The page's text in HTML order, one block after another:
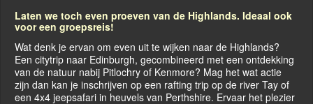
Laten we toch even proeven van de Highlands. Ideaal ook
voor een groepsreis!
Wat denk je ervan om even uit te wijken naar de Highlands?
Een citytrip naar Edinburgh, gecombineerd met een ontdekking
van de natuur nabij Pitlochry of Kenmore? Mag het wat actie
zijn dan kan je inschrijven op een rafting trip op de river Tay of
een 4x4 jeepsafari in heuvels van Perthshire. Ervaar het plezier